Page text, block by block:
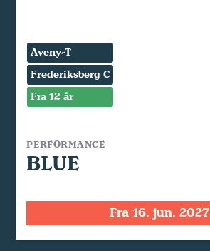
Aveny-T
Frederiksberg C
Fra 12 år
PERFORMANCE
BLUE
Fra 16. jun. 2027